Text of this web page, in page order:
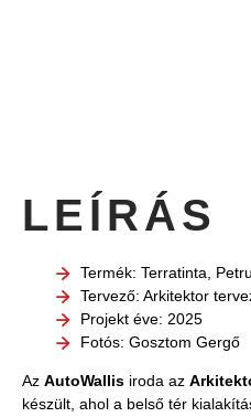
LEÍRÁS
Termék: Terratinta,
Tervező: Arkitektor
Projekt éve: 2025
Fotós: Gosztom Gergő
Az AutoWallis iroda az
készült, ahol a belső tér